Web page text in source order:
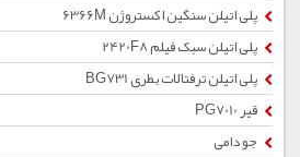
پلی اتیلن سنگین اکستروژن 6366M
پلی اتیلن سبک فیلم 2420F8
پلی اتیلن ترفتالات بطری BG731
قیر PG7010
جو دامی